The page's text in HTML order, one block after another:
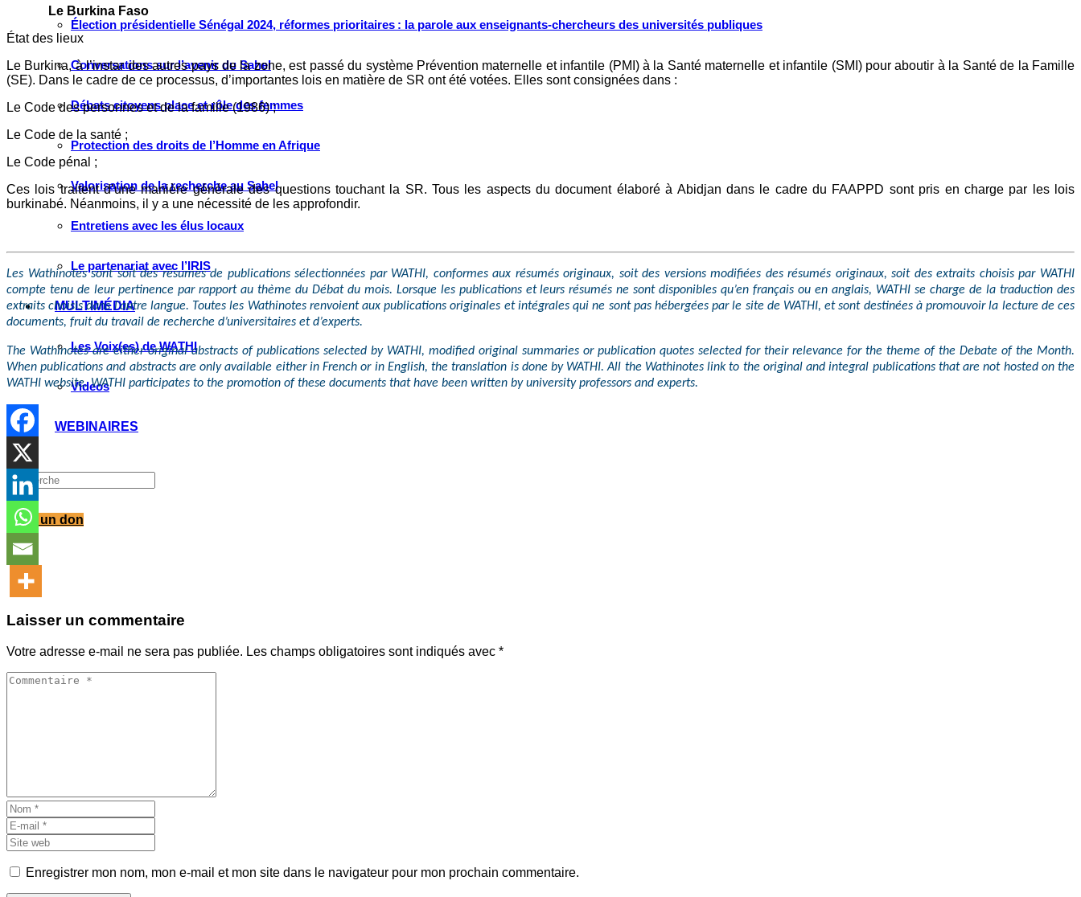
Élection présidentielle Sénégal 2024, réformes prioritaires : la parole aux enseignants-chercheurs des universités publiques
Conversations sur l’avenir du Sahel
Débats citoyens place et rôle des femmes
Protection des droits de l’Homme en Afrique
Valorisation de la recherche au Sahel
Entretiens avec les élus locaux
Le partenariat avec l’IRIS
MULTIMÉDIA
Les Voix(es) de WATHI
Videos
WEBINAIRES
Faire un don
Le Burkina Faso
État des lieux
Le Burkina, à l’instar des autres pays de la zone, est passé du système Prévention maternelle et infantile (PMI) à la Santé maternelle et infantile (SMI) pour aboutir à la Santé de la Famille
(SE). Dans le cadre de ce processus, d’importantes lois en matière de SR ont été votées. Elles sont consignées dans :
Le Code des personnes et de la famille (1986) ;
Le Code de la santé ;
Le Code pénal ;
Ces lois traitent d’une manière générale des questions touchant la SR. Tous les aspects du document élaboré à Abidjan dans le cadre du FAAPPD sont pris en charge par les lois
burkinabé. Néanmoins, il y a une nécessité de les approfondir.
Les Wathinotes sont soit des résumés de publications sélectionnées par WATHI, conformes aux résumés originaux, soit des versions modifiées des résumés originaux, soit des extraits choisis par WATHI
compte tenu de leur pertinence par rapport au thème du Débat du mois. Lorsque les publications et leurs résumés ne sont disponibles qu’en français ou en anglais, WATHI se charge de la traduction des
extraits choisis dans l’autre langue. Toutes les Wathinotes renvoient aux publications originales et intégrales qui ne sont pas hébergées par le site de WATHI, et sont destinées à promouvoir la lecture de ces
documents, fruit du travail de recherche d’universitaires et d’experts.
The Wathinotes are either original abstracts of publications selected by WATHI, modified original summaries or publication quotes selected for their relevance for the theme of the Debate of the Month.
When publications and abstracts are only available either in French or in English, the translation is done by WATHI. All the Wathinotes link to the original and integral publications that are not hosted on the
WATHI website. WATHI participates to the promotion of these documents that have been written by university professors and experts.
Laisser un commentaire
Votre adresse e-mail ne sera pas publiée. Les champs obligatoires sont indiqués avec *
Enregistrer mon nom, mon e-mail et mon site dans le navigateur pour mon prochain commentaire.